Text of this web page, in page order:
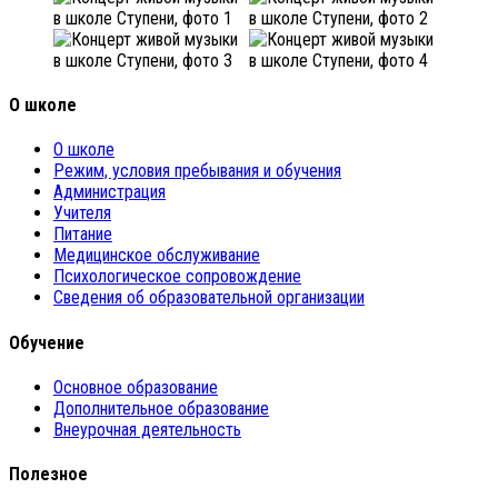
О школе
О школе
Режим, условия пребывания и обучения
Администрация
Учителя
Питание
Медицинское обслуживание
Психологическое сопровождение
Сведения об образовательной организации
Обучение
Основное образование
Дополнительное образование
Внеурочная деятельность
Полезное